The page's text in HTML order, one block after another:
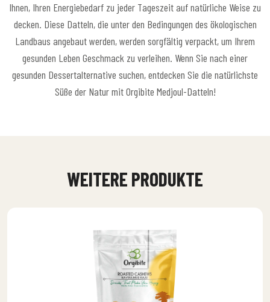
Ihnen, Ihren Energiebedarf zu jeder Tageszeit auf natürliche Weise zu
decken. Diese Datteln, die unter den Bedingungen des ökologischen
Landbaus angebaut werden, werden sorgfältig verpackt, um Ihrem
gesunden Leben Geschmack zu verleihen. Wenn Sie nach einer
gesunden Dessertalternative suchen, entdecken Sie die natürlichste
Süße der Natur mit Orgibite Medjoul-Datteln!
WEITERE PRODUKTE